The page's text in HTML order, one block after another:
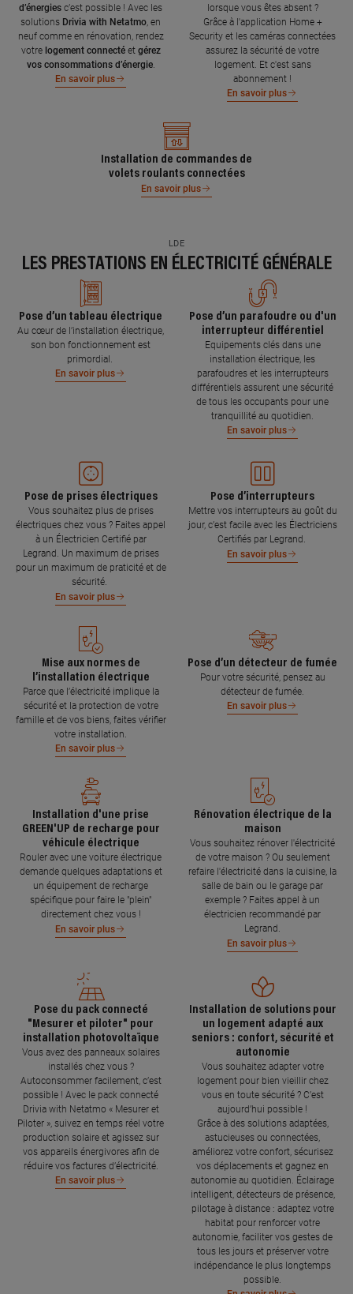
d’énergies c’est possible ! Avec les
solutions Drivia with Netatmo , en
neuf comme en rénovation, rendez
votre logement connecté et gérez
vos consommations d’énergie.
En savoir plus
lorsque vous êtes absent ?
Grâce à l'application Home +
Security et les caméras connectées
assurez la sécurité de votre
logement. Et c'est sans
abonnement !
En savoir plus
Installation de commandes de
volets roulants connectées
En savoir plus
LDE
LES PRESTATIONS EN ÉLECTRICITÉ GÉNÉRALE
Pose d’un tableau électrique
Au cœur de l’installation électrique,
son bon fonctionnement est
primordial.
En savoir plus
Pose d’un parafoudre ou d'un
interrupteur différentiel
Equipements clés dans une
installation électrique, les
parafoudres et les interrupteurs
différentiels assurent une sécurité
de tous les occupants pour une
tranquillité au quotidien.
En savoir plus
Pose de prises électriques
Vous souhaitez plus de prises
électriques chez vous ? Faites appel
à un Électricien Certifié par
Legrand. Un maximum de prises
pour un maximum de praticité et de
sécurité.
En savoir plus
Pose d’interrupteurs
Mettre vos interrupteurs au goût du
jour, c’est facile avec les Électriciens
Certifiés par Legrand.
En savoir plus
Mise aux normes de
l’installation électrique
Parce que l’électricité implique la
sécurité et la protection de votre
famille et de vos biens, faites vérifier
votre installation.
En savoir plus
Pose d’un détecteur de fumée
Pour votre sécurité, pensez au
détecteur de fumée.
En savoir plus
Installation d'une prise
GREEN'UP de recharge pour
véhicule électrique
Rouler avec une voiture électrique
demande quelques adaptations et
un équipement de recharge
spécifique pour faire le "plein"
directement chez vous !
En savoir plus
Rénovation électrique de la
maison
Vous souhaitez rénover l'électricité
de votre maison ? Ou seulement
refaire l'électricité dans la cuisine, la
salle de bain ou le garage par
exemple ? Faites appel à un
électricien recommandé par
Legrand.
En savoir plus
Pose du pack connecté
"Mesurer et piloter" pour
installation photovoltaïque
Vous avez des panneaux solaires
installés chez vous ?
Autoconsommer facilement, c’est
possible ! Avec le pack connecté
Drivia with Netatmo « Mesurer et
Piloter », suivez en temps réel votre
production solaire et agissez sur
vos appareils énergivores afin de
réduire vos factures d’électricité.
En savoir plus
Installation de solutions pour
un logement adapté aux
seniors : confort, sécurité et
autonomie
Vous souhaitez adapter votre
logement pour bien vieillir chez
vous en toute sécurité ? C’est
aujourd’hui possible !
Grâce à des solutions adaptées,
astucieuses ou connectées,
améliorez votre confort, sécurisez
vos déplacements et gagnez en
autonomie au quotidien. Éclairage
intelligent, détecteurs de présence,
pilotage à distance : adaptez votre
habitat pour renforcer votre
autonomie, faciliter vos gestes de
tous les jours et préserver votre
indépendance le plus longtemps
possible.